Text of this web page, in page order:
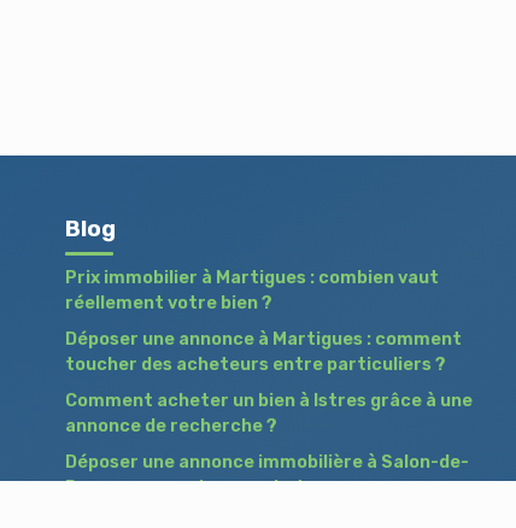
Blog
Prix immobilier à Martigues : combien vaut
réellement votre bien ?
Déposer une annonce à Martigues : comment
toucher des acheteurs entre particuliers ?
Comment acheter un bien à Istres grâce à une
annonce de recherche ?
Déposer une annonce immobilière à Salon-de-
Provence : vendre ou acheter sans agence